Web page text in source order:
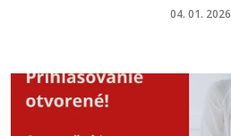
04. 01. 2026